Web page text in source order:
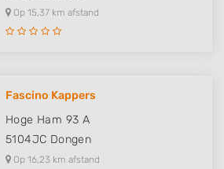
Op 15,37 km afstand
Fascino Kappers
Hoge Ham 93 A
5104JC Dongen
Op 16,23 km afstand